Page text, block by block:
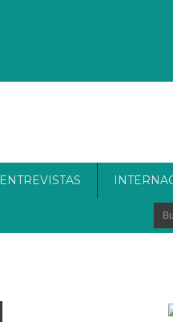
ENTREVISTAS